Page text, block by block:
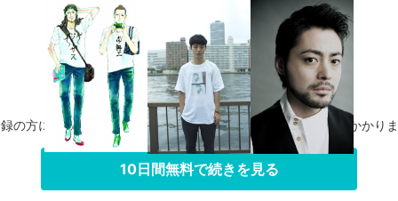
の方に限り、無料お試し期間中に解約した場合、料金は一切かかり
10日間無料で続きを見る